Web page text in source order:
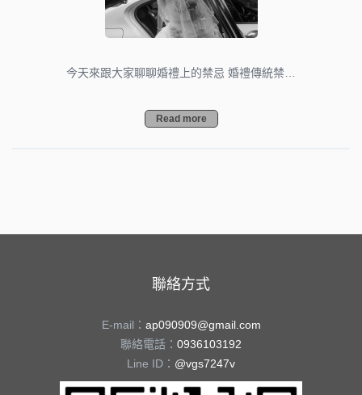
今天來跟大家聊聊婚禮上的禁忌 婚禮傳統禁…
Read more
聯絡方式
E-mail： ap090909@gmail.com
聯絡電話： 0936103192
Line ID： @vgs7247v